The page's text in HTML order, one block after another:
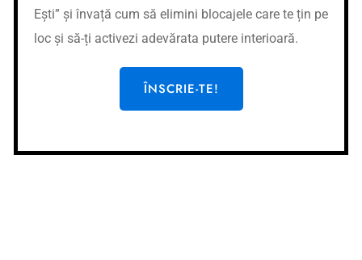
ÎNSCRIE-TE LA CURS!
ÎNSCRIE-TE ACUM!
Ești” și învață cum să elimini blocajele care te țin pe
loc și să-ți activezi adevărata putere interioară.
ÎNSCRIE-TE!